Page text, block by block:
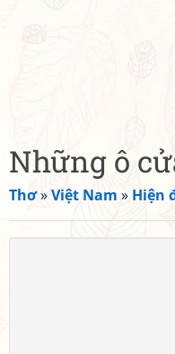
Những ô
Thơ»Việt Nam » Hiện